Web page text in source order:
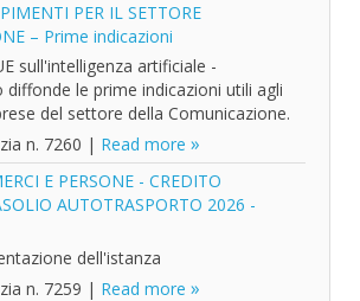
PER IL SETTORE
– Prime indicazioni
sull'intelligenza artificiale -
le prime indicazioni utili agli
del settore della Comunicazione.
n. 7260 | Read more
E PERSONE - CREDITO
AUTOTRASPORTO 2026 -
dell'istanza
n. 7259 | Read more